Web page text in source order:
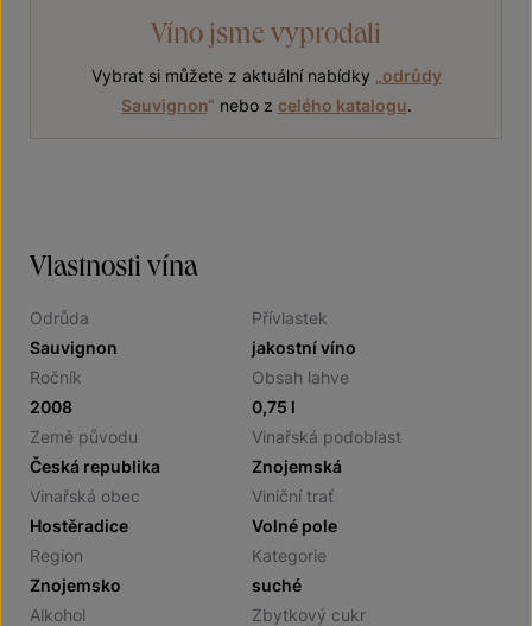
Víno jsme vyprodali
Vybrat si můžete z aktuální nabídky
odrůdy
Sauvignon“ nebo z celého katalogu.
Vlastnosti vína
Odrůda
Sauvignon
Přívlastek
jakostní víno
Ročník
2008
Obsah lahve
0,75 l
Země původu
Česká republika
Vinařská podoblast
Znojemská
Vinařská obec
Hostěradice
Viniční trať
Volné pole
Region
Znojemsko
Kategorie
suché
Alkohol
Zbytkový cukr